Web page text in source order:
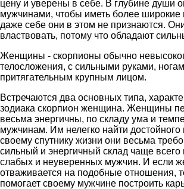
цену и уверены в себе. В глубине души
мужчинами, чтобы иметь более широкие
даже себе они в этом не признаются.
властвовать, потому что обладают
Женщины - скорпионы обычно
телосложения, с сильными руками,
притягательным крупным лицом.
Встречаются два основных типа,
зодиака скорпион женщина. Женщины
весьма энергичны, по складу ума и
мужчинам. Им нелегко найти достойного
своему спутнику жизни они весьма
сильный и энергичный склад чаще всего
слабых и неуверенных мужчин. И если
отваживается на подобные отношения,
помогает своему мужчине построить